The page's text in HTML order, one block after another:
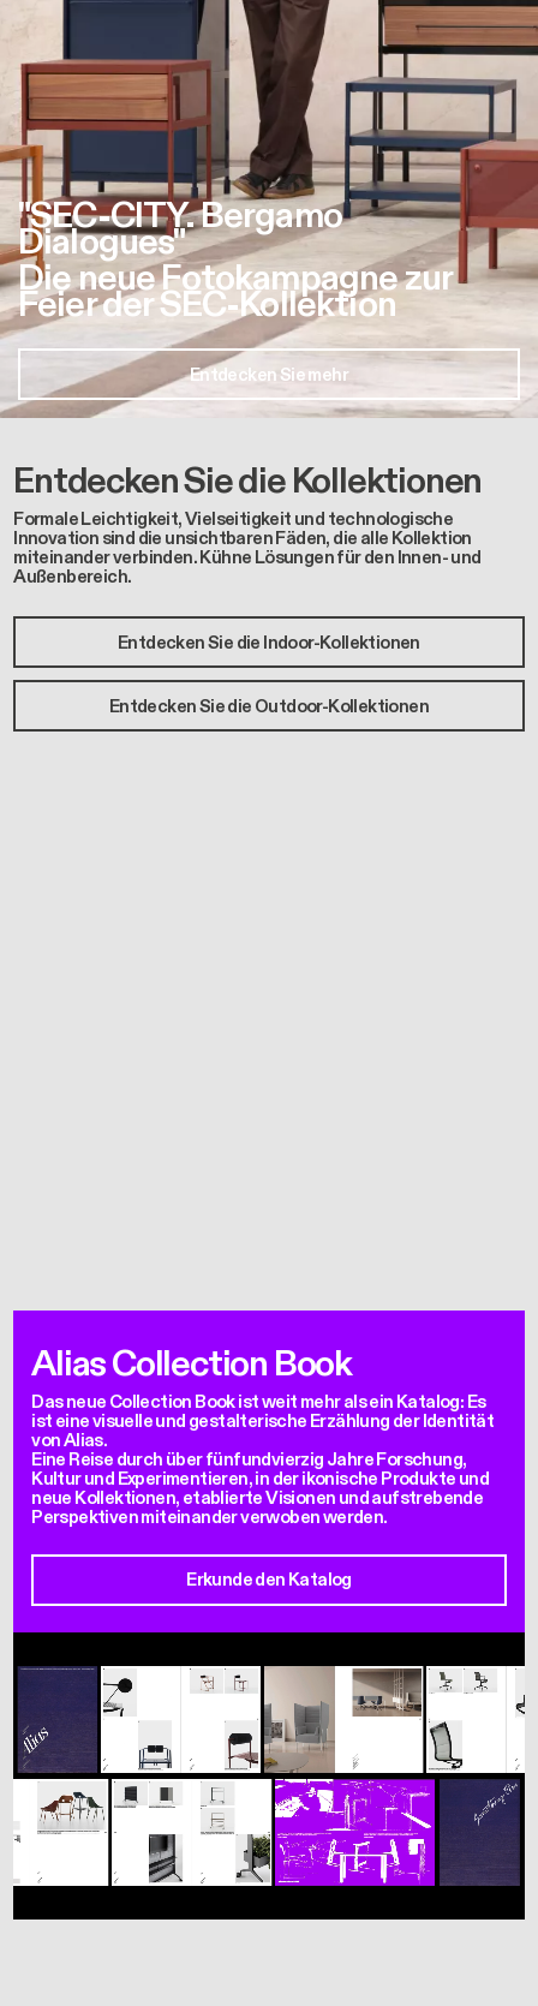
"SEC-CITY. Bergamo
Dialogues"
Die neue Fotokampagne zur
Feier der SEC-Kollektion
Entdecken Sie mehr
Entdecken Sie die Kollektionen
Formale Leichtigkeit, Vielseitigkeit und technologische
Innovation sind die unsichtbaren Fäden, die alle Kollektion
miteinander verbinden. Kühne Lösungen für den Innen- und
Außenbereich.
Entdecken Sie die Indoor-Kollektionen
Entdecken Sie die Outdoor-Kollektionen
Alias Collection Book
Das neue Collection Book ist weit mehr als ein Katalog: Es
ist eine visuelle und gestalterische Erzählung der Identität
von Alias.
Eine Reise durch über fünfundvierzig Jahre Forschung,
Kultur und Experimentieren, in der ikonische Produkte und
neue Kollektionen, etablierte Visionen und aufstrebende
Perspektiven miteinander verwoben werden.
Erkunde den Katalog